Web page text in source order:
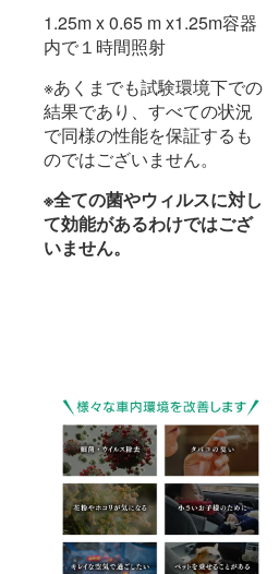
1.25m x 0.65 m x1.25m容器
内で１時間照射
※あくまでも試験環境下での
結果であり、すべての状況
で同様の性能を保証するも
のではございません。
※全ての菌やウィルスに対し
て効能があるわけではござ
いません。